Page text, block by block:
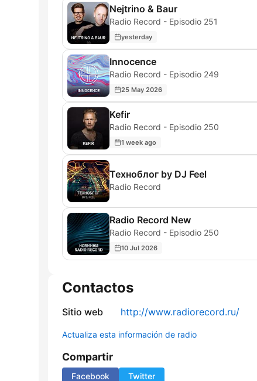
Nejtrino & Baur
Radio Record - Episodio 251
yesterday
Innocence
Radio Record - Episodio 249
25 May 2026
Kefir
Radio Record - Episodio 250
1 week ago
Техноблог by DJ Feel
Radio Record
Radio Record New
Radio Record - Episodio 250
10 Jul 2026
Contactos
Sitio web http://www.radiorecord.ru/
Actualiza esta información de radio
Compartir
Facebook Twitter